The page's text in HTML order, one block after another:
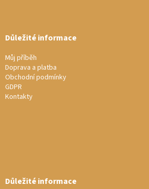
Důležité informace
Můj příběh
Doprava a platba
Obchodní podmínky
GDPR
Kontakty
Důležité informace